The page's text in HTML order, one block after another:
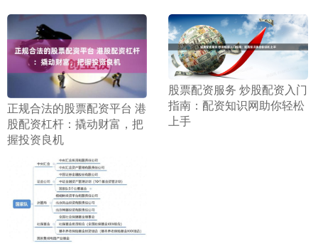
​正规合法的股票配资平台 港
股配资杠杆：撬动财富，把
握投资良机
​股票配资服务 炒股配资入门
指南：配资知识网助你轻松
上手